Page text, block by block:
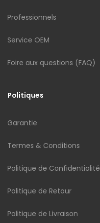
Professionnels
Service OEM
Foire aux questions (FAQ)
Politiques
Garantie
Termes & Conditions
Politique de Confidentialité
Politique de Retour
Politique de Livraison